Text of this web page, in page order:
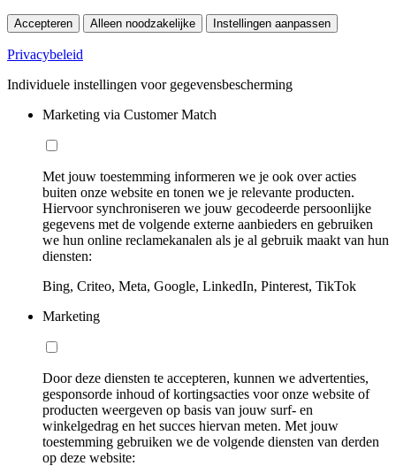
Accepteren Alleen noodzakelijke Instellingen aanpassen
Privacybeleid
Individuele instellingen voor gegevensbescherming
Marketing via Customer Match
Met jouw toestemming informeren we je ook over acties
buiten onze website en tonen we je relevante producten.
Hiervoor synchroniseren we jouw gecodeerde persoonlijke
gegevens met de volgende externe aanbieders en gebruiken
we hun online reclamekanalen als je al gebruik maakt van hun
diensten:
Bing, Criteo, Meta, Google, LinkedIn, Pinterest, TikTok
Marketing
Door deze diensten te accepteren, kunnen we advertenties,
gesponsorde inhoud of kortingsacties voor onze website of
producten weergeven op basis van jouw surf- en
winkelgedrag en het succes hiervan meten. Met jouw
toestemming gebruiken we de volgende diensten van derden
op deze website: